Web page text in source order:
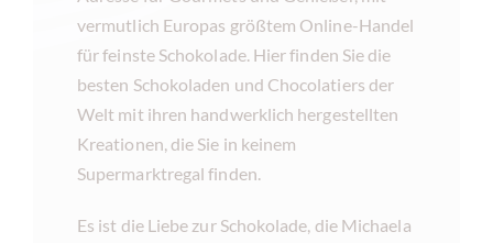
vermutlich Europas größtem Online-Handel
für feinste Schokolade. Hier finden Sie die
besten Schokoladen und Chocolatiers der
Welt mit ihren handwerklich hergestellten
Kreationen, die Sie in keinem
Supermarktregal finden.
Es ist die Liebe zur Schokolade, die Michaela